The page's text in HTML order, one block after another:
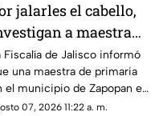
jalarles el cabello,
a maestra
primaria en
Fiscalía de Jalisco informó
una maestra de primaria
el municipio de Zapopan es
por presuntamente
07, 2026 11:22 a. m.